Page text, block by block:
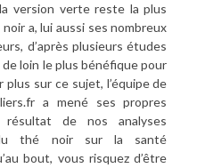
version verte reste la plus
a, lui aussi ses nombreux
d’après plusieurs études
loin le plus bénéfique pour
plus sur ce sujet, l’équipe de
a mené ses propres
de nos analyses
thé noir sur la santé
bout, vous risquez d’être